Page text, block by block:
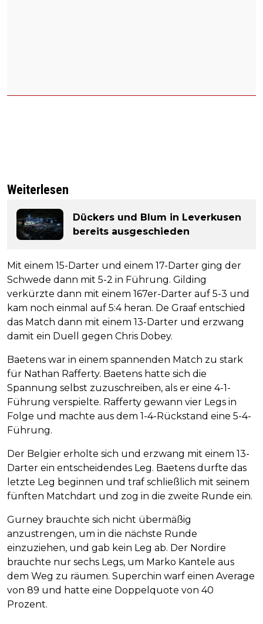
Weiterlesen
Dückers und Blum in Leverkusen
bereits ausgeschieden
Mit einem 15-Darter und einem 17-Darter ging der
Schwede dann mit 5-2 in Führung. Gilding
verkürzte dann mit einem 167er-Darter auf 5-3 und
kam noch einmal auf 5:4 heran. De Graaf entschied
das Match dann mit einem 13-Darter und erzwang
damit ein Duell gegen Chris Dobey.
Baetens war in einem spannenden Match zu stark
für Nathan Rafferty. Baetens hatte sich die
Spannung selbst zuzuschreiben, als er eine 4-1-
Führung verspielte. Rafferty gewann vier Legs in
Folge und machte aus dem 1-4-Rückstand eine 5-4-
Führung.
Der Belgier erholte sich und erzwang mit einem 13-
Darter ein entscheidendes Leg. Baetens durfte das
letzte Leg beginnen und traf schließlich mit seinem
fünften Matchdart und zog in die zweite Runde ein.
Gurney brauchte sich nicht übermäßig
anzustrengen, um in die nächste Runde
einzuziehen, und gab kein Leg ab. Der Nordire
brauchte nur sechs Legs, um Marko Kantele aus
dem Weg zu räumen. Superchin warf einen Average
von 89 und hatte eine Doppelquote von 40
Prozent.